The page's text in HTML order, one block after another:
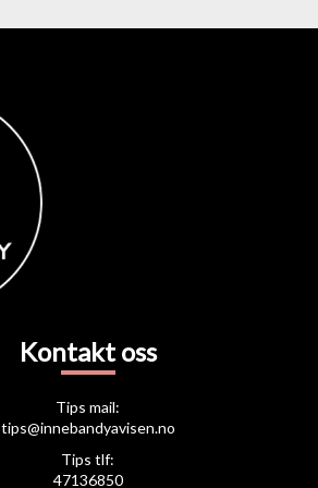
Kontakt oss
Tips mail:
tips@innebandyavisen.no
Tips tlf:
47136850